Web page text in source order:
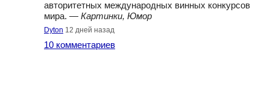
авторитетных международных винных конкурсов
мира. — Картинки, Юмор
Dyton 12 дней назад
10 комментариев